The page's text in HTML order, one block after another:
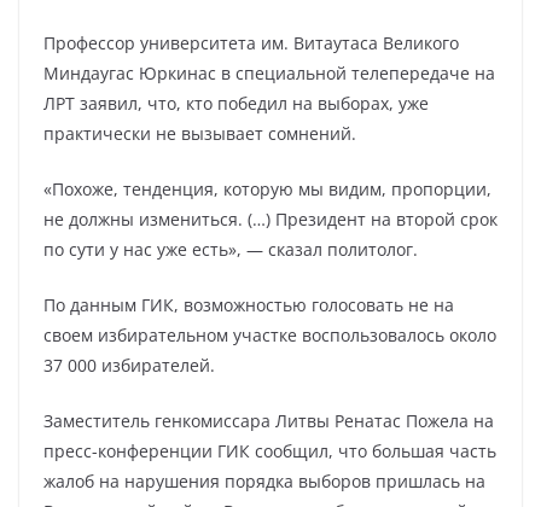
Профессор университета им. Витаутаса Великого
Миндаугас Юркинас в специальной телепередаче на
ЛРТ заявил, что, кто победил на выборах, уже
практически не вызывает сомнений.
«Похоже, тенденция, которую мы видим, пропорции,
не должны измениться. (…) Президент на второй срок
по сути у нас уже есть», — сказал политолог.
По данным ГИК, возможностью голосовать не на
своем избирательном участке воспользовалось около
37 000 избирателей.
Заместитель генкомиссара Литвы Ренатас Пожела на
пресс-конференции ГИК сообщил, что большая часть
жалоб на нарушения порядка выборов пришлась на